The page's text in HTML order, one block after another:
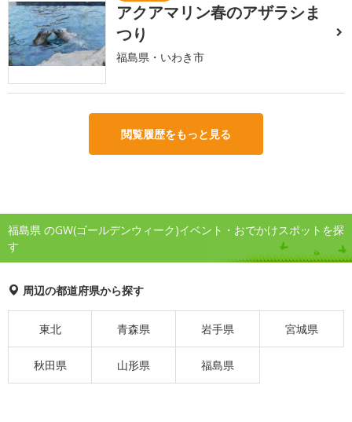
アクアマリン春のアザラシま
つり
福島県・いわき市
閲覧履歴をもっと見る
福島県 のGW(ゴールデンウィーク)イベント・おでかけスポットを探
す
周辺の都道府県から探す
東北 青森県 岩手県 宮城県
秋田県 山形県 福島県